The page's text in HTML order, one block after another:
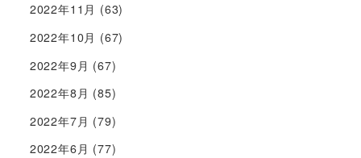
2022年11月 (63)
2022年10月 (67)
2022年9月 (67)
2022年8月 (85)
2022年7月 (79)
2022年6月 (77)